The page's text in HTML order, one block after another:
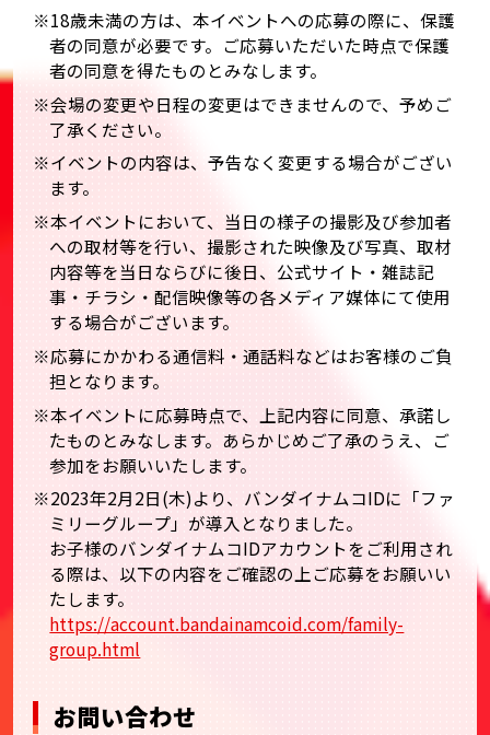
※18歳未満の方は、本イベントへの応募の際に、保護
者の同意が必要です。ご応募いただいた時点で保護
者の同意を得たものとみなします。
※会場の変更や日程の変更はできませんので、予めご
了承ください。
※イベントの内容は、予告なく変更する場合がござい
ます。
※本イベントにおいて、当日の様子の撮影及び参加者
への取材等を行い、撮影された映像及び写真、取材
内容等を当日ならびに後日、公式サイト・雑誌記
事・チラシ・配信映像等の各メディア媒体にて使用
する場合がございます。
※応募にかかわる通信料・通話料などはお客様のご負
担となります。
※本イベントに応募時点で、上記内容に同意、承諾し
たものとみなします。あらかじめご了承のうえ、ご
参加をお願いいたします。
※2023年2月2日(木)より、バンダイナムコIDに「ファ
ミリーグループ」が導入となりました。
お子様のバンダイナムコIDアカウントをご利用され
る際は、以下の内容をご確認の上ご応募をお願いい
たします。
https://account.bandainamcoid.com/family-
group.html
お問い合わせ